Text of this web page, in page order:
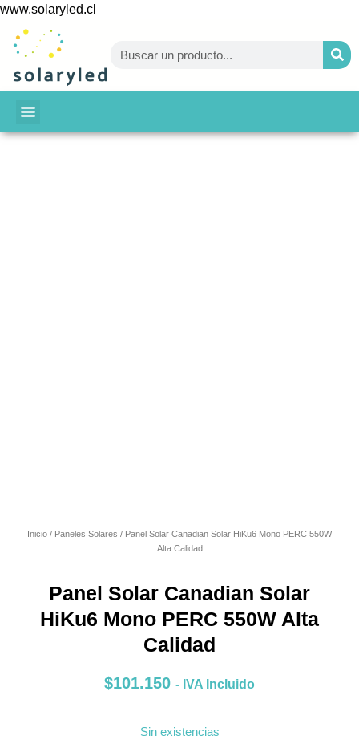
www.solaryled.cl
Inicio / Paneles Solares / Panel Solar Canadian Solar HiKu6 Mono PERC 550W
Alta Calidad
Panel Solar Canadian Solar
HiKu6 Mono PERC 550W Alta
Calidad
$101.150 - IVA Incluido
Sin existencias